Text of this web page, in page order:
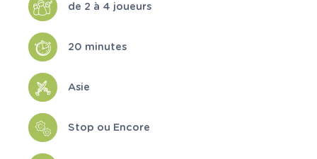
de 2 à 4 joueurs
20 minutes
Asie
Stop ou Encore